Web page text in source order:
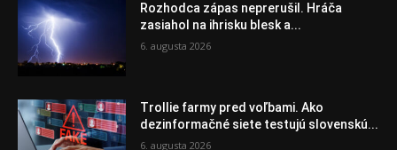
Rozhodca zápas neprerušil. Hráča
zasiahol na ihrisku blesk a...
6. augusta 2026
Trollie farmy pred voľbami. Ako
dezinformačné siete testujú slovenskú...
6. augusta 2026